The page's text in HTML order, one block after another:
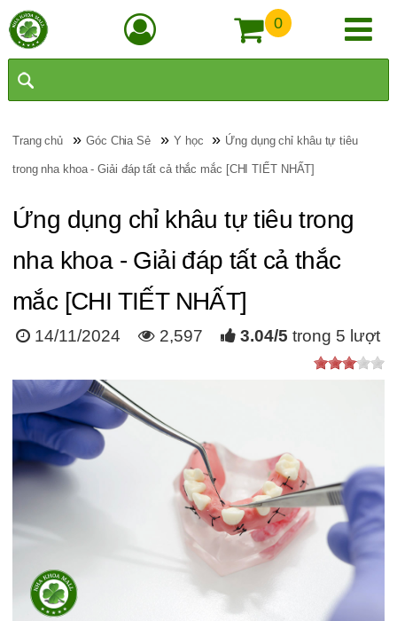
0
Trang chủ »Góc Chia Sẻ » Y học » Ứng dụng chỉ khâu tự tiêu
trong nha khoa - Giải đáp tất cả thắc mắc [CHI TIẾT NHẤT]
Ứng dụng chỉ khâu tự tiêu trong
nha khoa - Giải đáp tất cả thắc
mắc [CHI TIẾT NHẤT]
14/11/2024 2,597 3.04/5 trong 5 lượt